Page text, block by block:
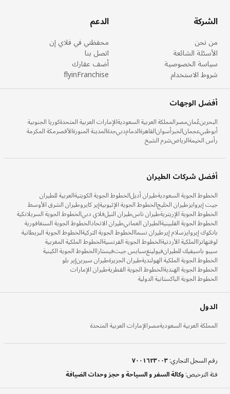
الشركة
من نحن
الأسئلة الشائعة
سياسة الخصوصية
شروط الاستخدام
الدعم
محفظتي في فلاي إن
اتصل بنا
أضف عقارك
flyinFranchise
أفضل الوجهات
البحرينعُمانمصرالمملكة العربية السعوديةالإمارات العربية المتحدةكوريا الجنوبية
أبوظبيعجمانالخبرأسوانالقاهرةالدمامدبيجدةالمدينة المنورةالأقصرمكة المكرمة
رأس الخيمةالرياضشرم الشيخ
أفضل شركات الطيران
الخطوط الجوية السعوديةطيران أديلالخطوط الجوية الكويتيةالعربية للطيران
جيت إيروايزطيران الخليجالخطوط الجوية الإثيوبيةإير كايروطيران الشرق الأوسط
الخطوط الجوية الإريتريةطيران ناسطيران النيلفلاي دبيالخطوط الجوية السريلانكية
الخطوط الجوية الفلبينيةالطيران العمانيطيران الاتحادالخطوط الجوية السنغافورية
بانكوك إيروايزسلام إيرطيران نسماالخطوط الجوية التركيةالخطوط الجوية البريطانية
لوفتهانزاالملكية الأردنيةالخطوط الجوية الفرنسيةالخطوط الملكية المغربية
سيبو باسيفيك للطيرانفيولينغسبايس جيتفيستاراالخطوط الجوية الكينية
الخطوط الجوية الملكية الهولنديةطيران الجزيرةطيران سيرينإير بلو
الخطوط الجوية الهنديةالخطوط الجوية القطريةطيران الإمارات
الخطوط الجوية الباكستانية الدولية
الدول
المملكة العربية السعوديةمصرالإمارات العربية المتحدة
رقم السجل التجاري:٧٠٠١٦٢٣٠٠٣
فئة الترخيص:وكالة السفر و السياحة و حجز وحدات الضيافة